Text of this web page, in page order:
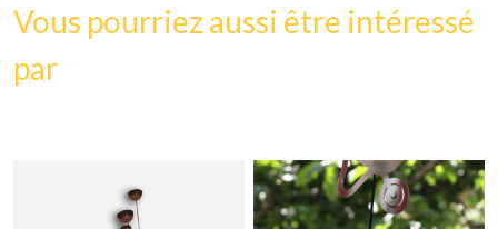
Vous pourriez aussi être intéressé
par